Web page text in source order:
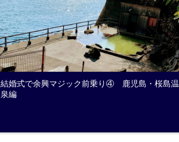
結婚式で余興マジック前乗り④ 鹿児島・桜島温
泉編